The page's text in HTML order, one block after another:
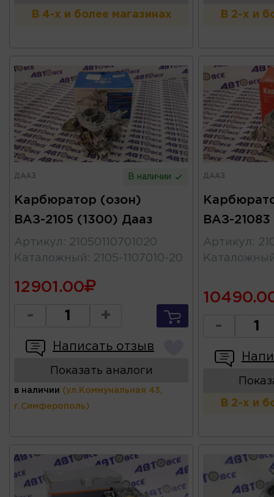
В 4-х и более магазинах В 2-х и
ДААЗ В наличии
Карбюратор (озон)
ВАЗ-2105 (1300) Дааз
Артикул : 21050110701020
Каталожный : 2105-1107010-20
12901.00
- +
Написать отзыв
Показать аналоги
в наличии (ул.Коммунальная 43,
г.Симферополь)
ДААЗ
ВАЗ-
Артикул :
-
В 2-х и